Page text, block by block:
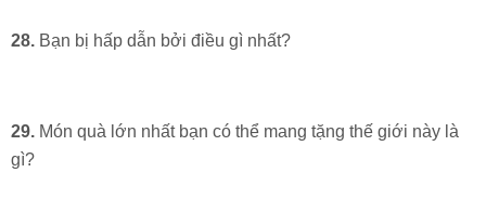
28. Bạn bị hấp dẫn bởi điều gì nhất?
29. Món quà lớn nhất bạn có thể mang tặng thế giới này là
gì?